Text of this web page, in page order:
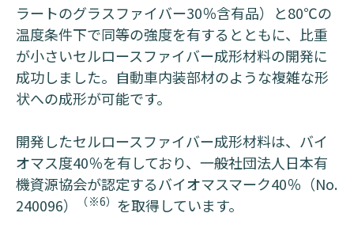
ラートのグラスファイバー30％含有品）と80℃の
温度条件下で同等の強度を有するとともに、比重
が小さいセルロースファイバー成形材料の開発に
成功しました。自動車内装部材のような複雑な形
状への成形が可能です。
開発したセルロースファイバー成形材料は、バイ
オマス度40％を有しており、一般社団法人日本有
機資源協会が認定するバイオマスマーク40％（No.
240096）
（※6） を取得しています。